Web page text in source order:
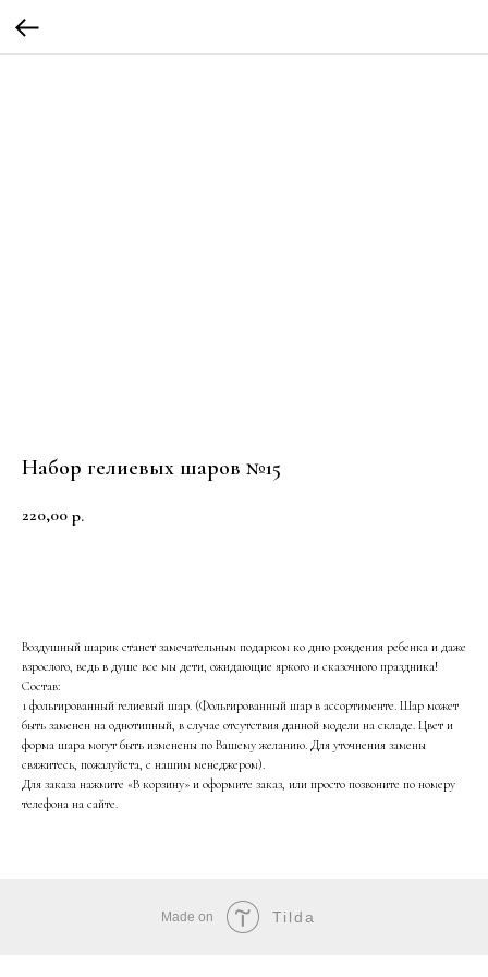
Набор гелиевых шаров №15
220,00 р.
Воздушный шарик станет замечательным подарком ко дню рождения ребенка и даже
взрослого, ведь в душе все мы дети, ожидающие яркого и сказочного праздника!
Состав:
1 фольгированный гелиевый шар. (Фольгированный шар в ассортименте. Шар может
быть заменен на однотипный, в случае отсутствия данной модели на складе. Цвет и
форма шара могут быть изменены по Вашему желанию. Для уточнения замены
свяжитесь, пожалуйста, с нашим менеджером).
Для заказа нажмите «В корзину» и оформите заказ, или просто позвоните по номеру
телефона на сайте.
Made on Tilda